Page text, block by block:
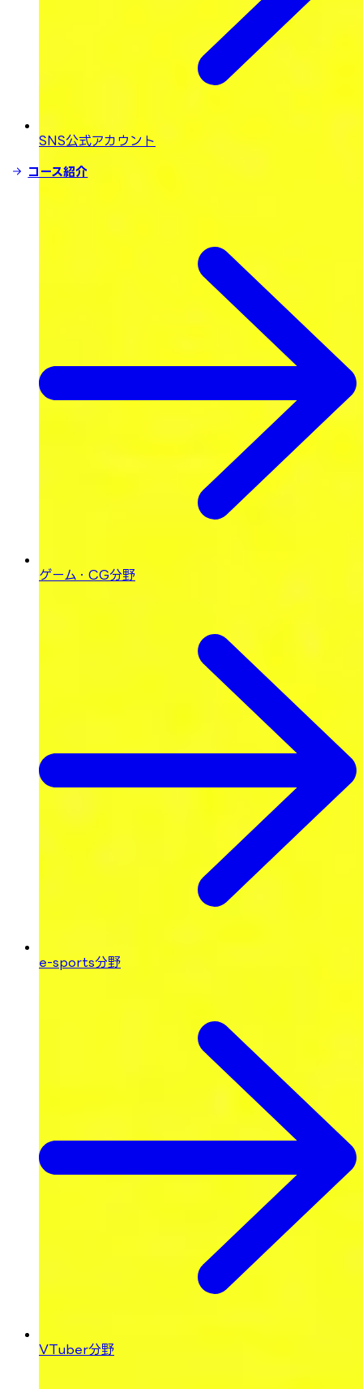
SNS公式アカウント
コース紹介
ゲーム・CG分野
e-sports分野
VTuber分野